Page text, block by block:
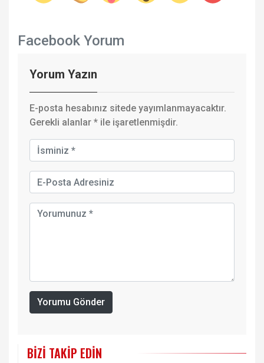
Facebook Yorum
Yorum Yazın
E-posta hesabınız sitede yayımlanmayacaktır.
Gerekli alanlar * ile işaretlenmişdir.
Yorumu Gönder
BIZI TAKIP EDIN